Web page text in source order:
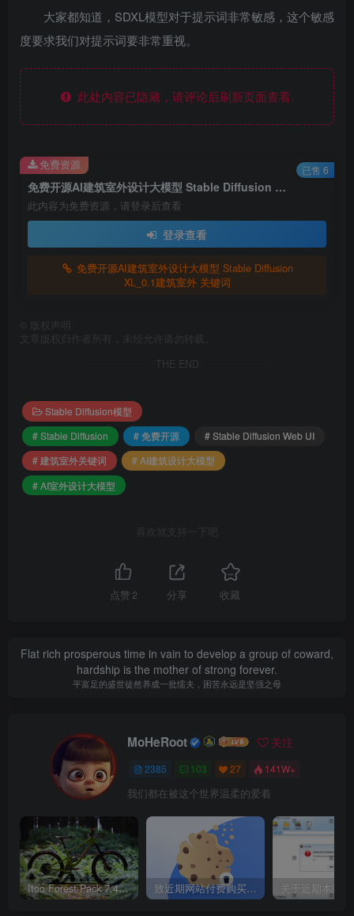
大家都知道，SDXL模型对于提示词非常敏感，这个敏感
度要求我们对提示词要非常重视。
此处内容已隐藏，请评论后刷新页面查看.
免费开源AI建筑室外设计大模型 Stable Diffusion XL_0.1建筑室外 关键词
此内容为免费资源，请登录后查看
登录查看
免费开源AI建筑室外设计大模型 Stable Diffusion
XL_0.1建筑室外 关键词
免费资源 已售 6
版权声明
文章版权归作者所有，未经允许请勿转载。
THE END
Stable Diffusion模型
# Stable Diffusion
# 免费开源
# Stable Diffusion Web UI
# 建筑室外关键词
# AI建筑设计大模型
# AI室外设计大模型
喜欢就支持一下吧
点赞2 分享 收藏
Flat rich prosperous time in vain to develop a group of coward,
hardship is the mother of strong forever.
平富足的盛世徒然养成一批懦夫，困苦永远是坚强之母
MoHeRoot 关注
2385 103 27 141W+
我们都在被这个世界温柔的爱着
Itoo Forest Pack 7.4.20 森林插件 For 3DSMAX 2014 ~ 2023 汉化永久版 致近期网站付费购买资源及会员用户后，网页显示依然没有购买解决方法！